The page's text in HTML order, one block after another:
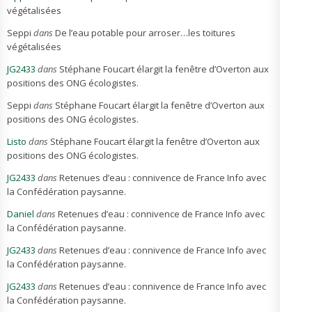
végétalisées
Seppi dansDe l’eau potable pour arroser…les toitures
végétalisées
JG2433 dans Stéphane Foucart élargit la fenêtre d’Overton aux
positions des ONG écologistes.
Seppi dans Stéphane Foucart élargit la fenêtre d’Overton aux
positions des ONG écologistes.
Listo dans Stéphane Foucart élargit la fenêtre d’Overton aux
positions des ONG écologistes.
JG2433 dansRetenues d’eau : connivence de France Info avec
la Confédération paysanne.
Daniel dansRetenues d’eau : connivence de France Info avec
la Confédération paysanne.
JG2433 dansRetenues d’eau : connivence de France Info avec
la Confédération paysanne.
JG2433 dansRetenues d’eau : connivence de France Info avec
la Confédération paysanne.